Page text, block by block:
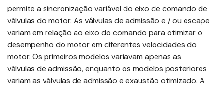
permite a sincronização variável do eixo de comando de
válvulas do motor. As válvulas de admissão e / ou escape
variam em relação ao eixo do comando para otimizar o
desempenho do motor em diferentes velocidades do
motor. Os primeiros modelos variavam apenas as
válvulas de admissão, enquanto os modelos posteriores
variam as válvulas de admissão e exaustão otimizado. A